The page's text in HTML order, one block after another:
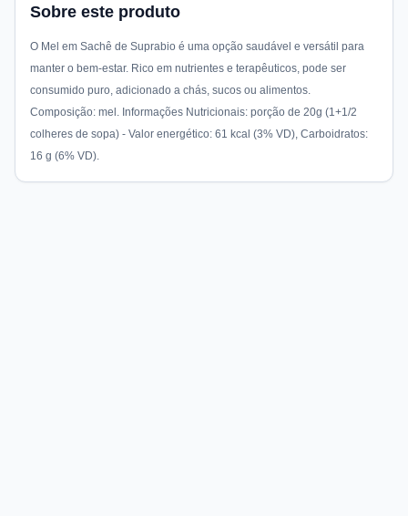
Sobre este produto
O Mel em Sachê de Suprabio é uma opção saudável e versátil para
manter o bem-estar. Rico em nutrientes e terapêuticos, pode ser
consumido puro, adicionado a chás, sucos ou alimentos.
Composição: mel. Informações Nutricionais: porção de 20g (1+1/2
colheres de sopa) - Valor energético: 61 kcal (3% VD), Carboidratos:
16 g (6% VD).